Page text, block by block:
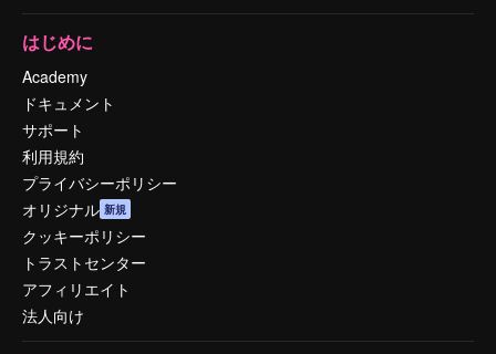
はじめに
Academy
ドキュメント
サポート
利用規約
プライバシーポリシー
オリジナル 新規
クッキーポリシー
トラストセンター
アフィリエイト
法人向け